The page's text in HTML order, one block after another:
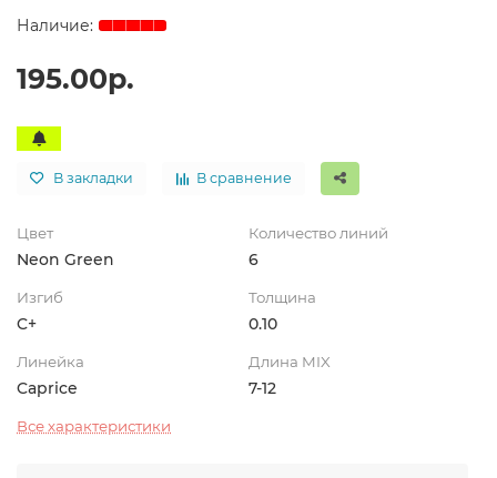
195.00р.
В закладки В сравнение
Цвет
Neon Green
Количество линий
6
Изгиб
C+
Толщина
0.10
Линейка
Caprice
Длина MIX
7-12
Все характеристики